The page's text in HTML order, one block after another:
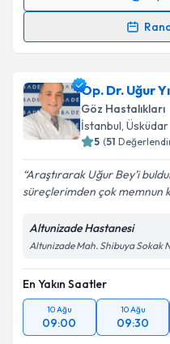
Randevu Takvimi
için bir takvim
bilgilendireceğiz.
E-posta Adresiniz
Metni'ni okudum
kapsamda
Takvim
Op. Dr. Uğur
Göz Hastalıkları
İstanbul, Üsküdar
5 (51
Araştırarak Uğur Bey’i
süreçlerimden çok memnun
Altunizade Hastanesi
Altunizade Mah. Shibuya Sokak
En Yakın Saatler
10 Ağu
09:00
10 Ağu
09:30